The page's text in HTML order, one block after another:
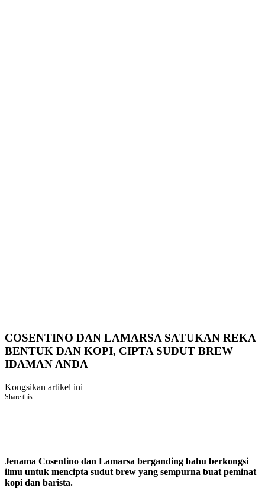
COSENTINO DAN LAMARSA SATUKAN REKA
BENTUK DAN KOPI, CIPTA SUDUT BREW
IDAMAN ANDA
Kongsikan artikel ini
Share this...
Jenama Cosentino dan Lamarsa berganding bahu berkongsi
ilmu untuk mencipta sudut brew yang sempurna buat peminat
kopi dan barista.